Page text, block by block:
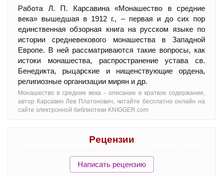
Работа Л. П. Карсавина «Монашество в средние
века» вышедшая в 1912 г., – первая и до сих пор
единственная обзорная книга на русском языке по
истории средневекового монашества в Западной
Европе. В ней рассматриваются такие вопросы, как
истоки монашества, распространение устава св.
Бенедикта, рыцарские и нищенствующие ордена,
религиозные организации мирян и др.
Монашество в средние века - oписание и краткое содержание,
автор Карсавин Лев Платонович, читайте бесплатно онлайн на
сайте электронной библиотеки KNIGGER.com
Рецензии
Написать рецензию